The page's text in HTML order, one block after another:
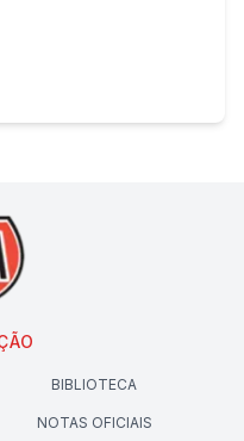
BIBLIOTECA
NOTAS OFICIAIS